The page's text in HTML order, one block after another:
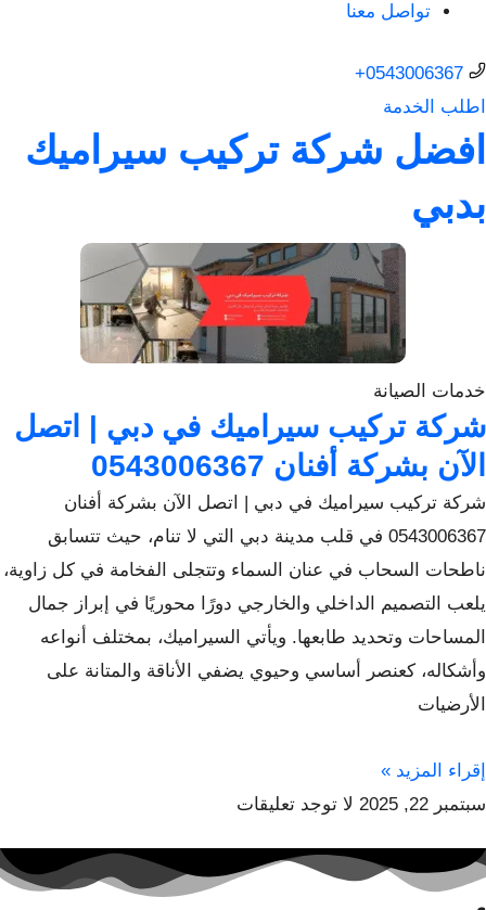
تواصل معنا
0543006367+
اطلب الخدمة
افضل شركة تركيب سيراميك
بدبي
خدمات الصيانة
شركة تركيب سيراميك في دبي | اتصل
الآن بشركة أفنان 0543006367
شركة تركيب سيراميك في دبي | اتصل الآن بشركة أفنان
0543006367 في قلب مدينة دبي التي لا تنام، حيث تتسابق
ناطحات السحاب في عنان السماء وتتجلى الفخامة في كل زاوية،
يلعب التصميم الداخلي والخارجي دورًا محوريًا في إبراز جمال
المساحات وتحديد طابعها. ويأتي السيراميك، بمختلف أنواعه
وأشكاله، كعنصر أساسي وحيوي يضفي الأناقة والمتانة على
الأرضيات
إقراء المزيد »
سبتمبر 22, 2025
لا توجد تعليقات